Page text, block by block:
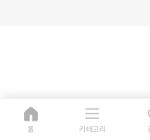
홈 카테고리